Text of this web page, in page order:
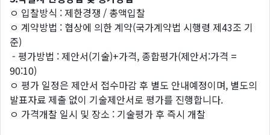
ㅇ 입찰방식 : 제한경쟁 / 총액입찰
ㅇ 계약방법 : 협상에 의한 계약(국가계약법 시행령 제43조 기
준)
- 평가방법 : 제안서(기술)+가격, 종합평가(제안서:가격 =
90:10)
ㅇ 평가 일정은 제안서 접수마감 후 별도 안내예정이며, 별도의
발표자료 제출 없이 기술제안서로 평가를 진행합니다.
ㅇ 가격개찰 일시 및 장소 : 기술평가 후 즉시 개찰